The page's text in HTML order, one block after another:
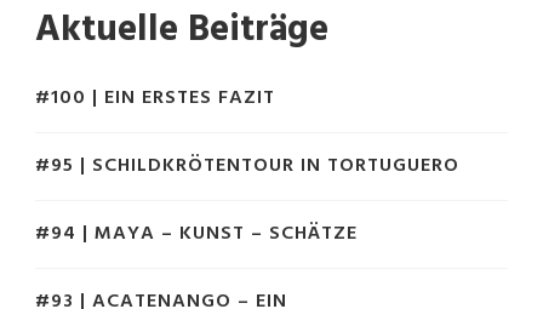
Aktuelle Beiträge
#100 | EIN ERSTES FAZIT
#95 | SCHILDKRÖTENTOUR IN TORTUGUERO
#94 | MAYA – KUNST – SCHÄTZE
#93 | ACATENANGO – EIN